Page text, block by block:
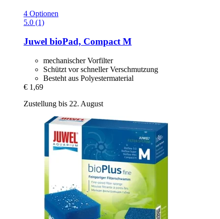
4 Optionen
5.0 (1)
Juwel bioPad, Compact M
mechanischer Vorfilter
Schützt vor schneller Verschmutzung
Besteht aus Polyestermaterial
€ 1,69
Zustellung bis 22. August